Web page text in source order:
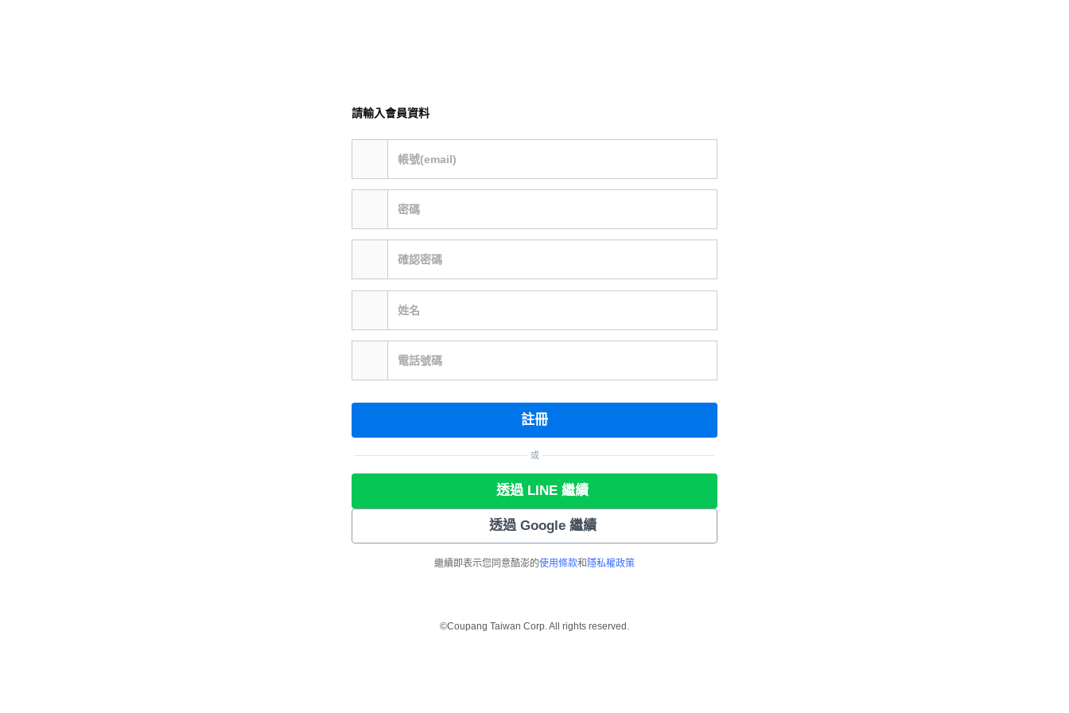
請輸入會員資料
帳號(email)
密碼
確認密碼
姓名
電話號碼
註冊
或
透過 LINE 繼續
透過 Google 繼續
繼續即表示您同意酷澎的使用條款和 隱私權政策
©Coupang Taiwan Corp. All rights reserved.